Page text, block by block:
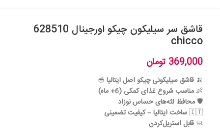
قاشق سر سیلیکون چیکو اورجینال 628510
chicco
369,000 تومان
🍌 قاشق سیلیکونی چیکو اصل ایتالیا 🥣
👶 مناسب شروع غذای کمکی (6+ ماه)
🛡️ محافظ لثه‌های حساس نوزاد
🇮🇹ساخت ایتالیا – کیفیت تضمینی
🧼 قابل استریل‌کردن